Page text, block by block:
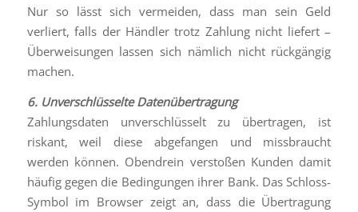
Nur so lässt sich vermeiden, dass man sein Geld
verliert, falls der Händler trotz Zahlung nicht liefert –
Überweisungen lassen sich nämlich nicht rückgängig
machen.
6. Unverschlüsselte Datenübertragung
Zahlungsdaten unverschlüsselt zu übertragen, ist
riskant, weil diese abgefangen und missbraucht
werden können. Obendrein verstoßen Kunden damit
häufig gegen die Bedingungen ihrer Bank. Das Schloss-
Symbol im Browser zeigt an, dass die Übertragung